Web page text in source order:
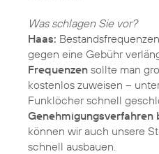
Was schlagen Sie vor?
Haas:
gegen eine Gebühr
Frequenzen sollte man
kostenlos zuweisen –
Funklöcher schnell
Genehmigungsverfahren
können wir auch unsere
schnell ausbauen.